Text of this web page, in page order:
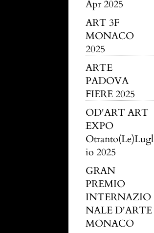
Apr 2025
ART 3F
MONACO
2025
ARTE
PADOVA
FIERE 2025
OD'ART ART
EXPO
Otranto(Le)Lugl
io 2025
GRAN
PREMIO
INTERNAZIO
NALE D'ARTE
MONACO